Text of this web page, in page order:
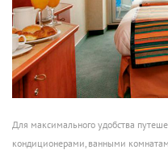
Для максимального удобства
кондиционерами, ванными